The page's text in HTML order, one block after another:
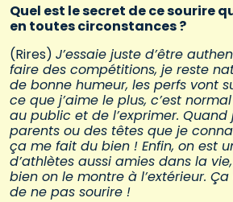
Quel est le secret de ce sourire
en toutes circonstances ?
(Rires) J’essaie juste d’être
faire des compétitions, je reste
de bonne humeur, les perfs vont
ce que j’aime le plus, c’est
au public et de l’exprimer. Quand
parents ou des têtes que je
ça me fait du bien ! Enfin, on est
d’athlètes aussi amies dans la
bien on le montre à l’extérieur.
de ne pas sourire !